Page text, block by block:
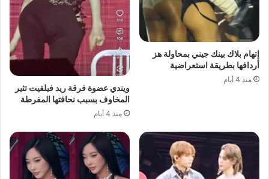
إتهام بلاك بينك جيني بمحاولة هز
أردافها بطريقة استعراضية
منذ 4 أيام
ويندي عضوة فرقة ريد فيلفيت تثير
المخاوف بسبب نحافتها المفرطة
منذ 4 أيام